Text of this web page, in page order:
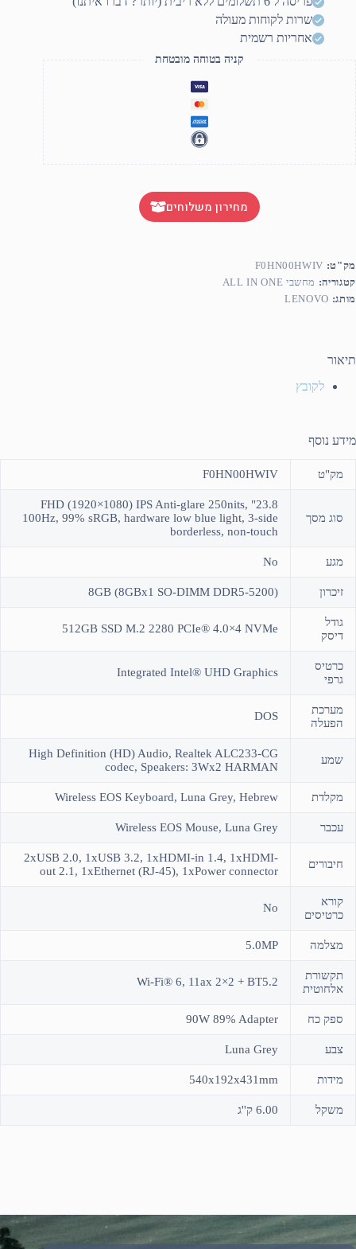
שרות לקוחות מעולה
אחריות רשמית
קניה בטוחה מובטחת
מחירון משלוחים
מק"ט: F0HN00HWIV
קטגוריה: מחשבי ALL IN ONE
מותג: LENOVO
תיאור
לקובץ
מידע נוסף
מק"ט F0HN00HWIV
סוג מסך
23.8" FHD (1920×1080) IPS Anti-glare 250nits,
100Hz, 99% sRGB, hardware low blue light, 3-side
borderless, non-touch
מגע No
זיכרון (8GB (8GBx1 SO-DIMM DDR5-5200
גודל
דיסק
512GB SSD M.2 2280 PCIe® 4.0×4 NVMe
כרטיס
גרפי
Integrated Intel® UHD Graphics
מערכת
הפעלה
DOS
שמע
High Definition (HD) Audio, Realtek ALC233-CG
codec, Speakers: 3Wx2 HARMAN
מקלדת Wireless EOS Keyboard, Luna Grey, Hebrew
עכבר Wireless EOS Mouse, Luna Grey
חיבורים
2xUSB 2.0, 1xUSB 3.2, 1xHDMI-in 1.4, 1xHDMI-
out 2.1, 1xEthernet (RJ-45), 1xPower connector
קורא
כרטיסים
No
מצלמה 5.0MP
תקשורת
אלחוטית
Wi-Fi® 6, 11ax 2×2 + BT5.2
ספק כח 90W 89% Adapter
צבע Luna Grey
מידות 540x192x431mm
משקל 6.00 ק''ג